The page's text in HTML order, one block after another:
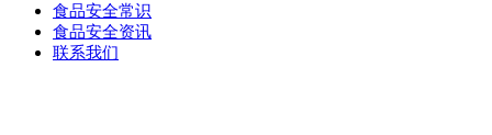
食品安全常识
食品安全资讯
联系我们